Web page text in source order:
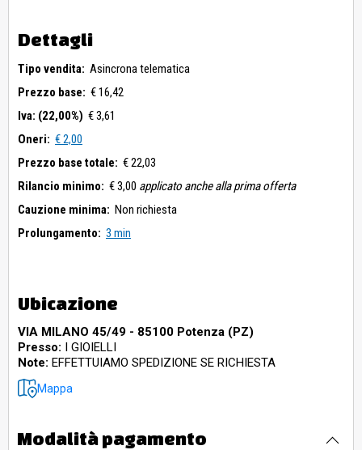
Dettagli
Tipo vendita: Asincrona telematica
Prezzo base: € 16,42
Iva: (22,00%) € 3,61
Oneri: € 2,00
Prezzo base totale: € 22,03
Rilancio minimo: € 3,00 applicato anche alla prima offerta
Cauzione minima: Non richiesta
Prolungamento: 3 min
Ubicazione
VIA MILANO 45/49 - 85100 Potenza (PZ)
Presso: I GIOIELLI
Note: EFFETTUIAMO SPEDIZIONE SE RICHIESTA
Mappa
Modalità pagamento